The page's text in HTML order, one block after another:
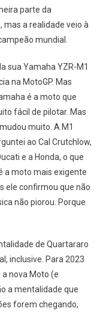
parte da
a realidade veio à
mundial.
sua Yamaha YZR-M1
na MotoGP. Mas
é a moto que
fácil de pilotar. Mas
muito. A M1
ao Cal Crutchlow,
e a Honda, o que
a moto mais exigente
ele confirmou que não
não piorou. Porque
de Quartararo
inclusive. Para 2023
nova Moto (e
a mentalidade que
forem chegando,